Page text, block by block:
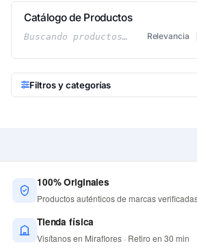
Catálogo de Productos
Buscando productos… Relevancia
Filtros y categorías
100% Originales
Productos auténticos de marcas
Tienda física
Visítanos en Miraflores · Retiro en 30 min